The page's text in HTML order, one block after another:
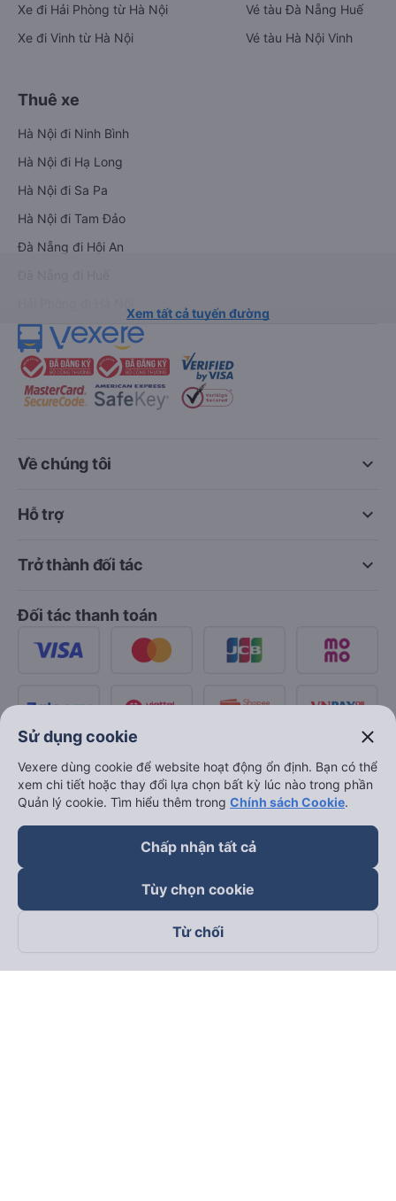
Xe đi Hải Phòng từ Hà Nội
Xe đi Vinh từ Hà Nội
Vé tàu Đà Nẵng Huế
Vé tàu Hà Nội Vinh
Thuê xe
Hà Nội đi Ninh Bình
Hà Nội đi Hạ Long
Hà Nội đi Sa Pa
Hà Nội đi Tam Đảo
Đà Nẵng đi Hội An
Xem tất cả tuyến đường
keyboard_arrow_down
Về chúng tôi
keyboard_arrow_down
Hỗ trợ
keyboard_arrow_down
Trở thành đối tác
Đối tác thanh toán
Sử dụng cookie close
Vexere dùng cookie để website hoạt động ổn định. Bạn có thể
xem chi tiết hoặc thay đổi lựa chọn bất kỳ lúc nào trong phần
Quản lý cookie. Tìm hiểu thêm trong Chính sách Cookie.
Chấp nhận tất cả
Tùy chọn cookie
Từ chối